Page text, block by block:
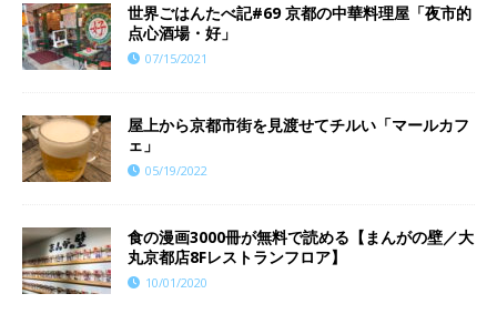
世界ごはんたべ記#69 京都の中華料理屋「夜市的
点心酒場・好」
07/15/2021
屋上から京都市街を見渡せてチルい「マールカフ
ェ」
05/19/2022
食の漫画3000冊が無料で読める【まんがの壁／大
丸京都店8Fレストランフロア】
10/01/2020